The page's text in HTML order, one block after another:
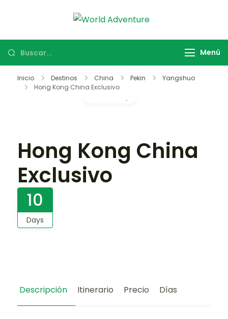
Adventure
Activo
Menú
Inicio Destinos China Pekin
Yangshuo
Hong Kong China Exclusivo
Hong Kong China
Exclusivo
10
Days
Descripción Itinerario Precio Días